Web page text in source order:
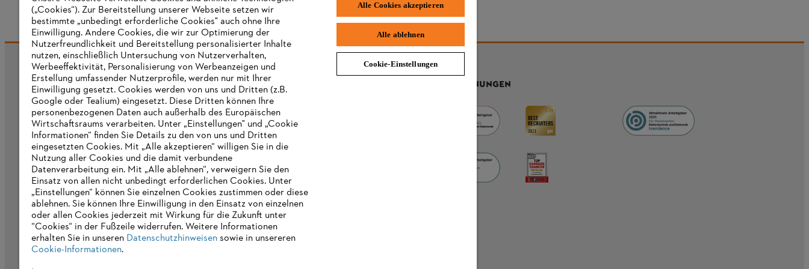
Informationen für Lieferanten
Produkte
Kontakt
Karriere
Hinweisgebersystem
AUSZEICHNUNGEN
(„Cookies“). Zur Bereitstellung unserer Webseite setzen wir
bestimmte „unbedingt erforderliche Cookies" auch ohne Ihre
Einwilligung. Andere Cookies, die wir zur Optimierung der
Nutzerfreundlichkeit und Bereitstellung personalisierter Inhalte
nutzen, einschließlich Untersuchung von Nutzerverhalten,
Werbeeffektivität, Personalisierung von Werbeanzeigen und
Erstellung umfassender Nutzerprofile, werden nur mit Ihrer
Einwilligung gesetzt. Cookies werden von uns und Dritten (z.B.
Google oder Tealium) eingesetzt. Diese Dritten können Ihre
personenbezogenen Daten auch außerhalb des Europäischen
Wirtschaftsraums verarbeiten. Unter „Einstellungen" und „Cookie
Informationen“ finden Sie Details zu den von uns und Dritten
eingesetzten Cookies. Mit „Alle akzeptieren“ willigen Sie in die
Nutzung aller Cookies und die damit verbundene
Datenverarbeitung ein. Mit „Alle ablehnen“, verweigern Sie den
Einsatz von allen nicht unbedingt erforderlichen Cookies. Unter
„Einstellungen“ können Sie einzelnen Cookies zustimmen oder diese
ablehnen. Sie können Ihre Einwilligung in den Einsatz von einzelnen
oder allen Cookies jederzeit mit Wirkung für die Zukunft unter
“Cookies“ in der Fußzeile widerrufen. Weitere Informationen
erhalten Sie in unseren Datenschutzhinweisensowie in unsereren
Cookie-Informationen.
Alle Cookies akzeptieren
Alle ablehnen
Cookie-Einstellungen